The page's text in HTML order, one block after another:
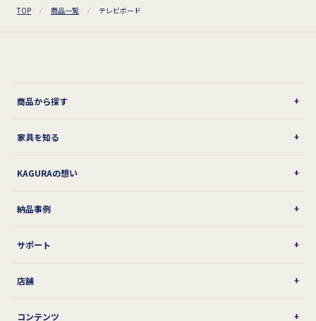
TOP 商品一覧 テレビボード
商品から探す
家具を知る
KAGURAの想い
納品事例
サポート
店舗
コンテンツ